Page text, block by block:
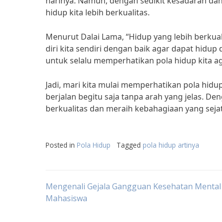
hidup kita lebih berkualitas.
Menurut Dalai Lama, “Hidup yang lebih
diri kita sendiri dengan baik agar dapat hidup
untuk selalu memperhatikan pola hidup kita
Jadi, mari kita mulai memperhatikan pola
berjalan begitu saja tanpa arah yang jelas.
berkualitas dan meraih kebahagiaan yang
Posted in Pola Hidup Tagged pola hidup artinya
Post
Mengenali Gejala Gangguan Kesehatan
Mahasiswa